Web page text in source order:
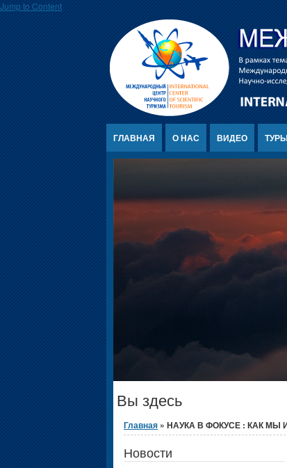
Jump to Content
ГЛАВНАЯ О НАС ВИДЕО ТУРЫ
Вы здесь
Главная » НАУКА В ФОКУСЕ : КАК
Новости